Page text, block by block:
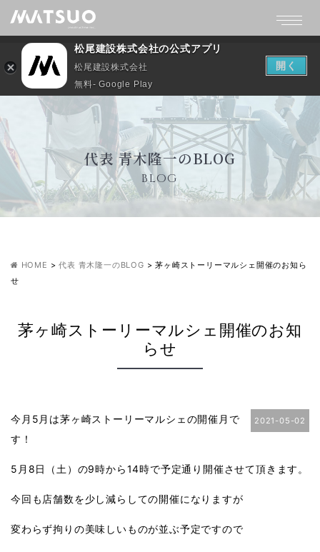
代表 青木隆一のBLOG
BLOG
HOME >代表 青木隆一のBLOG >茅ヶ崎ストーリーマルシェ開催のお知ら
せ
茅ヶ崎ストーリーマルシェ開催のお知
らせ
2021-05-02
今月5月は茅ヶ崎ストーリーマルシェの開催月で
す！
5月8日（土）の9時から14時で予定通り開催させて頂きます。
今回も店舗数を少し減らしての開催になりますが
変わらず拘りの美味しいものが並ぶ予定ですので
松尾建設株式会社の公式アプリ
松尾建設株式会社
無料- Google Play
開く